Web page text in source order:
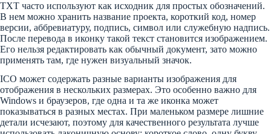
TXT часто используют как исходник для простых обозначений.
В нем можно хранить название проекта, короткий код, номер
версии, аббревиатуру, подпись, символ или служебную надпись.
После перевода в иконку такой текст становится изображением.
Его нельзя редактировать как обычный документ, зато можно
применять там, где нужен визуальный значок.
ICO может содержать разные варианты изображения для
отображения в нескольких размерах. Это особенно важно для
Windows и браузеров, где одна и та же иконка может
показываться в разных местах. При маленьком размере лишние
детали исчезают, поэтому для качественного результата лучше